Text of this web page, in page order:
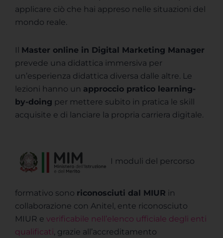
applicare ciò che hai appreso nelle situazioni del
mondo reale.
Il Master online in Digital Marketing Manager
prevede una didattica immersiva per
un’esperienza didattica diversa dalle altre. Le
lezioni hanno un approccio pratico learning-
by-doing per mettere subito in pratica le skill
acquisite​ e di lanciare la propria carriera digitale.
I moduli del percorso
formativo sono riconosciuti dal MIUR in
collaborazione con Anitel, ente riconosciuto
MIUR e verificabile nell’elenco ufficiale degli enti
qualificati, grazie all’accreditamento